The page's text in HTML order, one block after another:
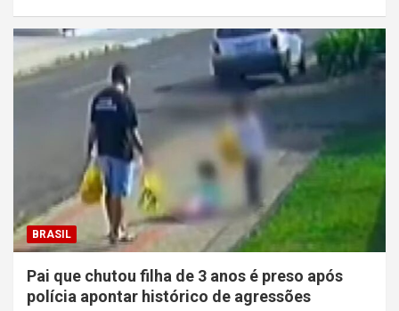
BRASIL
Pai que chutou filha de 3 anos é preso após
polícia apontar histórico de agressões